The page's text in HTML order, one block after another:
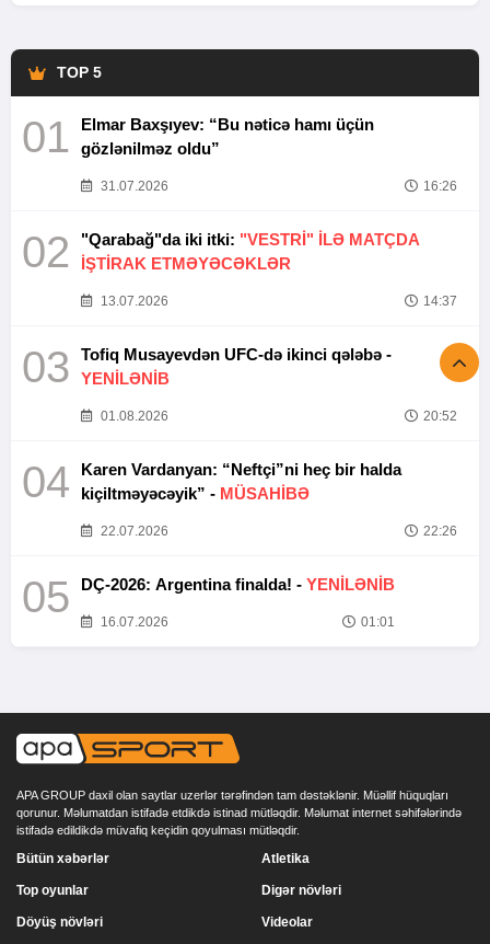
TOP 5
01
Elmar Baxşıyev: “Bu nəticə hamı üçün
gözlənilməz oldu”
31.07.2026 16:26
02 "Qarabağ"da iki itki: "VESTRİ" İLƏ MATÇDA
İŞTİRAK ETMƏYƏCƏKLƏR
13.07.2026 14:37
03
Tofiq Musayevdən UFC-də ikinci qələbə -
YENİLƏNİB
01.08.2026 20:52
04
Karen Vardanyan: “Neftçi”ni heç bir halda
kiçiltməyəcəyik” - MÜSAHİBƏ
22.07.2026 22:26
05 DÇ-2026: Argentina finalda! - YENİLƏNİB
16.07.2026 01:01
APA GROUP daxil olan saytlar uzerlər tərəfindən tam dəstəklənir. Müəllif hüquqları
qorunur. Məlumatdan istifadə etdikdə istinad mütləqdir. Məlumat internet səhifələrində
istifadə edildikdə müvafiq keçidin qoyulması mütləqdir.
Bütün xəbərlər
Top oyunlar
Döyüş növləri
Atletika
Digər növləri
Videolar